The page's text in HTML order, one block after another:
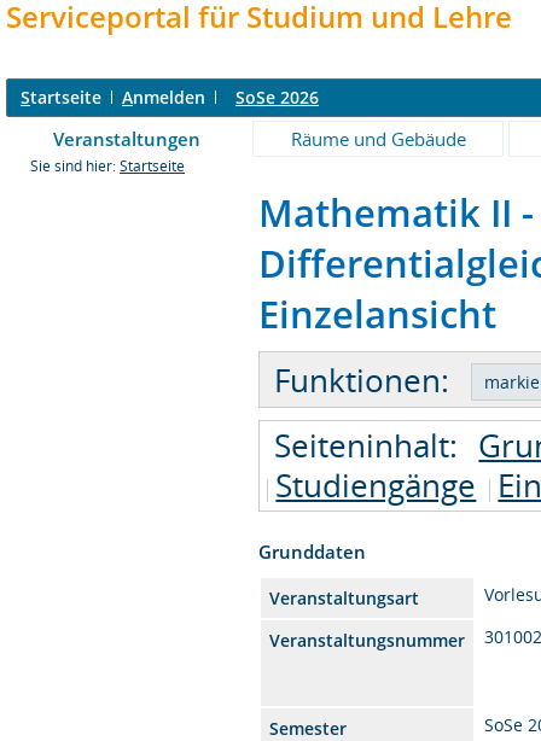
Serviceportal für Studium und Lehre
Startseite Anmelden SoSe 2026
Veranstaltungen Räume und Gebäude
Sie sind hier: Startseite
Mathematik II
Einzelansicht
Funktionen:
Seiteninhalt:
Studiengänge
Grunddaten
Veranstaltungsart
Veranstaltungsnummer
Semester
SoSe